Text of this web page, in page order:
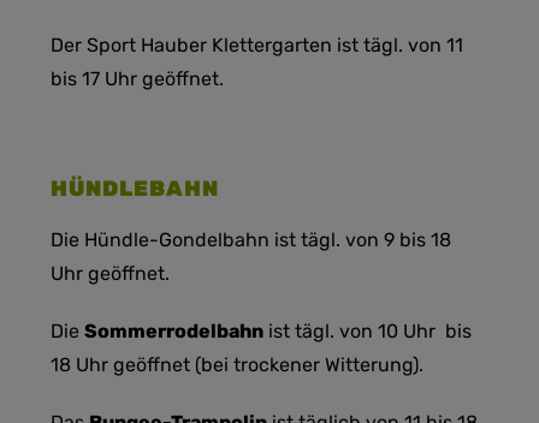
Der Sport Hauber Klettergarten ist tägl. von 11
bis 17 Uhr geöffnet.
HÜNDLEBAHN
Die Hündle-Gondelbahn ist tägl. von 9 bis 18
Uhr geöffnet.
DieSommerrodelbahn ist tägl. von 10 Uhr bis
18 Uhr geöffnet (bei trockener Witterung).